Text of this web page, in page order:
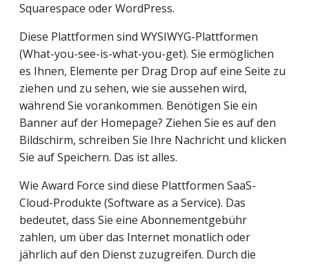
Squarespace oder WordPress.
Diese Plattformen sind WYSIWYG-Plattformen
(What-you-see-is-what-you-get). Sie ermöglichen
es Ihnen, Elemente per Drag Drop auf eine Seite zu
ziehen und zu sehen, wie sie aussehen wird,
während Sie vorankommen. Benötigen Sie ein
Banner auf der Homepage? Ziehen Sie es auf den
Bildschirm, schreiben Sie Ihre Nachricht und klicken
Sie auf Speichern. Das ist alles.
Wie Award Force sind diese Plattformen SaaS-
Cloud-Produkte (Software as a Service). Das
bedeutet, dass Sie eine Abonnementgebühr
zahlen, um über das Internet monatlich oder
jährlich auf den Dienst zuzugreifen. Durch die